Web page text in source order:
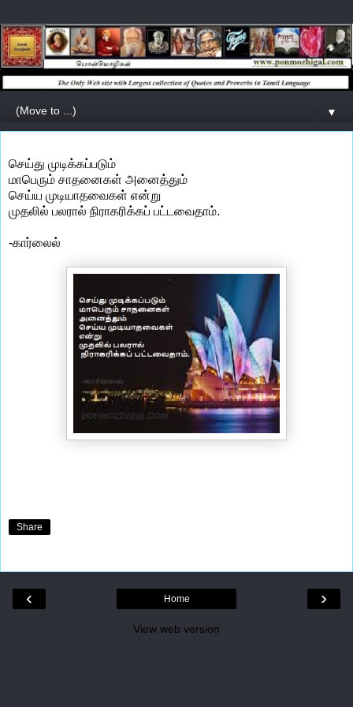
▼
செய்து முடிக்கப்படும்
மாபெரும் சாதனைகள் அனைத்தும்
செய்ய முடியாதவைகள் என்று
முதலில் பலரால் நிராகரிக்கப் பட்டவைதாம்.
-கார்லைல்
Share
‹ ›
Home
View web version